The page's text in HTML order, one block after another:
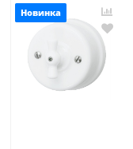
Новинка